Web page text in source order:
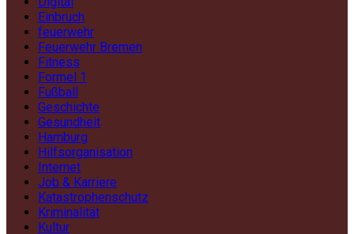
Einbruch
feuerwehr
Feuerwehr Bremen
Fitness
Formel 1
Fußball
Geschichte
Gesundheit
Hamburg
Hilfsorganisation
Internet
Job & Karriere
Katastrophenschutz
Kriminalität
Kultur